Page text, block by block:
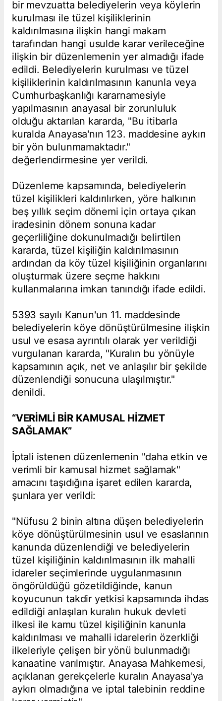
bir mevzuatta belediyelerin veya köylerin
kurulması ile tüzel kişiliklerinin
kaldırılmasına ilişkin hangi makam
tarafından hangi usulde karar verileceğine
ilişkin bir düzenlemenin yer almadığı ifade
edildi. Belediyelerin kurulması ve tüzel
kişiliklerinin kaldırılmasının kanunla veya
Cumhurbaşkanlığı kararnamesiyle
yapılmasının anayasal bir zorunluluk
olduğu aktarılan kararda, "Bu itibarla
kuralda Anayasa'nın 123. maddesine aykırı
bir yön bulunmamaktadır."
değerlendirmesine yer verildi.
Düzenleme kapsamında, belediyelerin
tüzel kişilikleri kaldırılırken, yöre halkının
beş yıllık seçim dönemi için ortaya çıkan
iradesinin dönem sonuna kadar
geçerliliğine dokunulmadığı belirtilen
kararda, tüzel kişiliğin kaldırılmasının
ardından da köy tüzel kişiliğinin organlarını
oluşturmak üzere seçme hakkını
kullanmalarına imkan tanındığı ifade edildi.
5393 sayılı Kanun'un 11. maddesinde
belediyelerin köye dönüştürülmesine ilişkin
usul ve esasa ayrıntılı olarak yer verildiği
vurgulanan kararda, "Kuralın bu yönüyle
kapsamının açık, net ve anlaşılır bir şekilde
düzenlendiği sonucuna ulaşılmıştır."
denildi.
“VERİMLİ BİR KAMUSAL HİZMET
SAĞLAMAK”
İptali istenen düzenlemenin "daha etkin ve
verimli bir kamusal hizmet sağlamak"
amacını taşıdığına işaret edilen kararda,
şunlara yer verildi:
"Nüfusu 2 binin altına düşen belediyelerin
köye dönüştürülmesinin usul ve esaslarının
kanunda düzenlendiği ve belediyelerin
tüzel kişiliğinin kaldırılmasının ilk mahalli
idareler seçimlerinde uygulanmasının
öngörüldüğü gözetildiğinde, kanun
koyucunun takdir yetkisi kapsamında ihdas
edildiği anlaşılan kuralın hukuk devleti
ilkesi ile kamu tüzel kişiliğinin kanunla
kaldırılması ve mahalli idarelerin özerkliği
ilkeleriyle çelişen bir yönü bulunmadığı
kanaatine varılmıştır. Anayasa Mahkemesi,
açıklanan gerekçelerle kuralın Anayasa'ya
aykırı olmadığına ve iptal talebinin reddine